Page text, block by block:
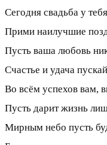
Сегодня свадьба у
Прими наилучшие
Пусть ваша любовь
Счастье и удача
Во всём успехов вам,
Пусть дарит жизнь
Мирным небо пусть